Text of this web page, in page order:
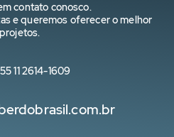
contato conosco.
e queremos oferecer o melhor
11 2614-1609